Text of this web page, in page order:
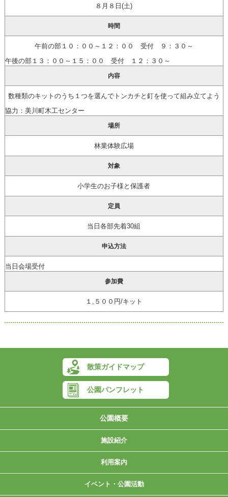
８月８日(土)
時間
午前の部１０：００～１２：００ 受付 ９：３０～
午後の部１３：００～１５：００ 受付 １２：３０～
内容
数種類のキットのうち１つを選んでトンカチと釘を使って組み立てよう
協力：美川町木工センター
場所
林業体験広場
対象
小学生のお子様と保護者
定員
当日各部先着30組
申込方法
当日会場受付
参加費
１,５００円/キット
散策ガイドマップ
公園パンフレット
公園概要
施設紹介
▶施設紹介
▶こんちゅう館
▶管理センター
▶山城展望台
▶モノレール
▶デイキャンプ場
▶グラウンドゴルフ場
▶芝生広場
▶中央広場
▶休憩所
▶メルヘンの森
▶ジャブジャブ川
▶ワンパク橋
▶もみじ谷
▶林業体験広場
▶ドッグガーデン
利用案内
▶利用にあたってのお願い
▶開園時間・休園日
▶料金案内・施設予約
▶減免・団体申請書
▶バリアフリー
イベント・公園活動